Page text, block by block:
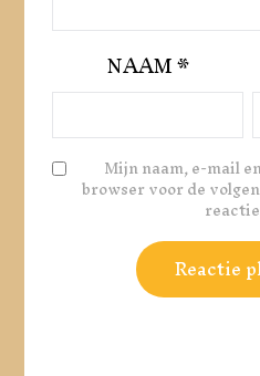
NAAM*
Mijn naam, e-mail
browser voor de